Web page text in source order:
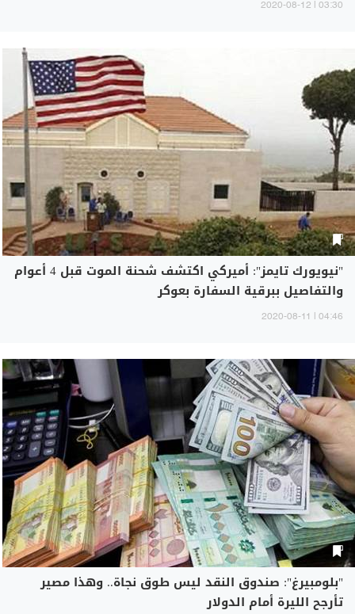
03:30 | 2020-08-12
"نيويورك تايمز": أميركي اكتشف شحنة الموت قبل 4 أعوام
والتفاصيل ببرقية السفارة بعوكر
04:46 | 2020-08-11
"بلومبيرغ": صندوق النقد ليس طوق نجاة.. وهذا مصير
تأرجح الليرة أمام الدولار